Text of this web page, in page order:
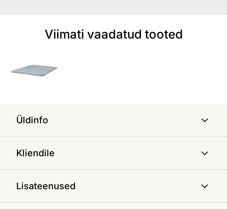
Viimati vaadatud tooted
Üldinfo
Kliendile
Lisateenused